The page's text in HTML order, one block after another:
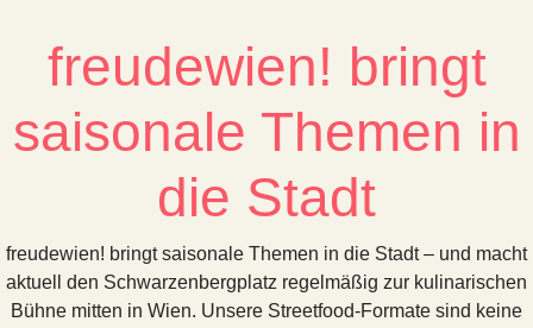
freudewien! bringt
saisonale Themen in
die Stadt
freudewien! bringt saisonale Themen in die Stadt – und macht
aktuell den Schwarzenbergplatz regelmäßig zur kulinarischen
Bühne mitten in Wien. Unsere Streetfood-Formate sind keine